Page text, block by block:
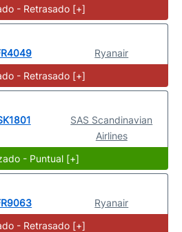
- Retrasado [+]
Ryanair
- Retrasado [+]
SAS Scandinavian
Airlines
- Puntual [+]
Ryanair
- Retrasado [+]